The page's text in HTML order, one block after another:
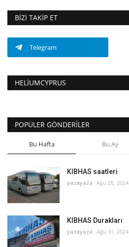
BIZI TAKIP ET
Telegram
HELIUMCYPRUS
POPÜLER GÖNDERILER
Bu Hafta Bu Ay
KIBHAS saatleri
yazayaza Ağu 26, 2024
KIBHAS Durakları
yazayaza Ağu 31, 2024